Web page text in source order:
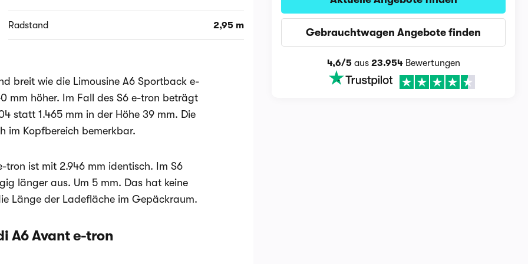
Radstand 2,95 m
breit wie die Limousine A6 Sportback e-
mm höher. Im Fall des S6 e-tron beträgt
statt 1.465 mm in der Höhe 39 mm. Die
im Kopfbereich bemerkbar.
ist mit 2.946 mm identisch. Im S6
länger aus. Um 5 mm. Das hat keine
Länge der Ladefläche im Gepäckraum.
A6 Avant e-tron
Gebrauchtwagen Angebote finden
4,6/5aus 23.954Bewertungen